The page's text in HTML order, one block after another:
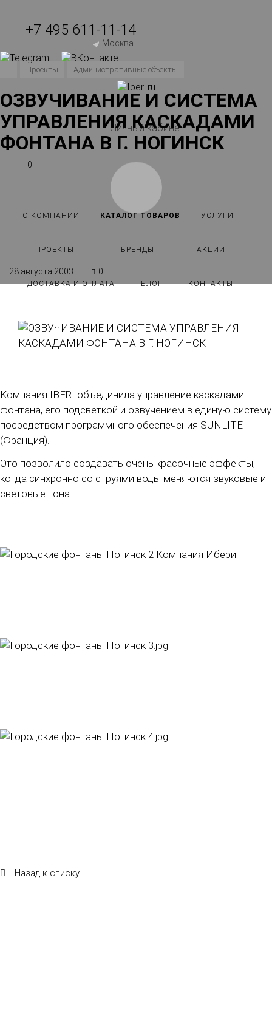
+7 495 611-11-14
Москва
Личный кабинет
0
О КОМПАНИИ КАТАЛОГ ТОВАРОВ УСЛУГИ
ПРОЕКТЫ БРЕНДЫ АКЦИИ
ДОСТАВКА И ОПЛАТА БЛОГ КОНТАКТЫ
Проекты Административные объекты
ОЗВУЧИВАНИЕ И СИСТЕМА
УПРАВЛЕНИЯ КАСКАДАМИ
ФОНТАНА В Г. НОГИНСК
28 августа 2003 0
Компания IBERI объединила управление каскадами
фонтана, его подсветкой и озвучением в единую систему
посредством программного обеспечения SUNLITE
(Франция).
Это позволило создавать очень красочные эффекты,
когда синхронно со струями воды меняются звуковые и
световые тона.
Назад к списку